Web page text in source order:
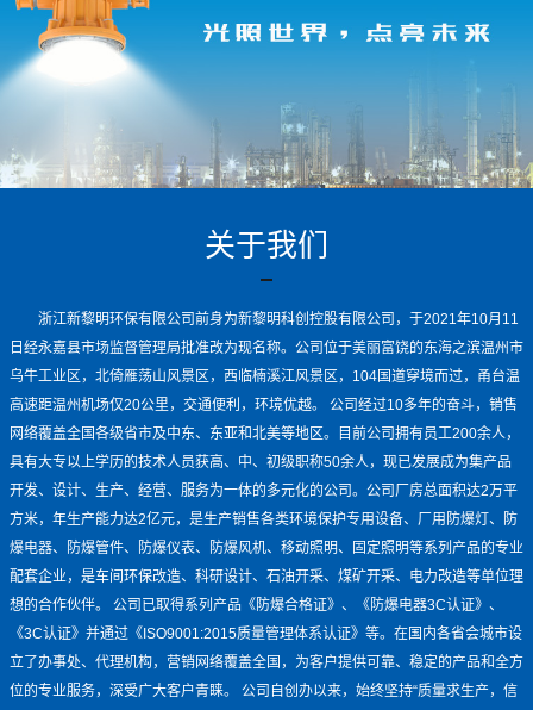
关于我们
浙江新黎明环保有限公司前身为新黎明科创控股有限公司，于2021年10月11
日经永嘉县市场监督管理局批准改为现名称。公司位于美丽富饶的东海之滨温州市
乌牛工业区，北倚雁荡山风景区，西临楠溪江风景区，104国道穿境而过，甬台温
高速距温州机场仅20公里，交通便利，环境优越。 公司经过10多年的奋斗，销售
网络覆盖全国各级省市及中东、东亚和北美等地区。目前公司拥有员工200余人，
具有大专以上学历的技术人员获高、中、初级职称50余人，现已发展成为集产品
开发、设计、生产、经营、服务为一体的多元化的公司。公司厂房总面积达2万平
方米，年生产能力达2亿元，是生产销售各类环境保护专用设备、厂用防爆灯、防
爆电器、防爆管件、防爆仪表、防爆风机、移动照明、固定照明等系列产品的专业
配套企业，是车间环保改造、科研设计、石油开采、煤矿开采、电力改造等单位理
想的合作伙伴。 公司已取得系列产品《防爆合格证》、《防爆电器3C认证》、
《3C认证》并通过《ISO9001:2015质量管理体系认证》等。在国内各省会城市设
立了办事处、代理机构，营销网络覆盖全国，为客户提供可靠、稳定的产品和全方
位的专业服务，深受广大客户青睐。 公司自创办以来，始终坚持“质量求生产，信